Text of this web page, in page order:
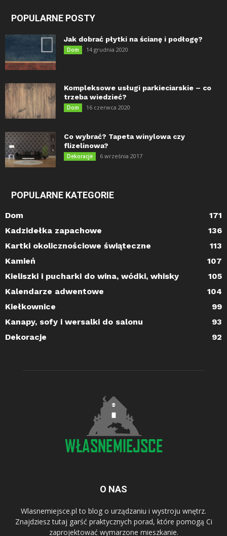
POPULARNE POSTY
Jak dobrać płytki na ścianę i podłogę?
Dom 14 grudnia 2020
Kompleksowe usługi parkieciarskie – co
trzeba wiedzieć?
Dom 16 czerwca 2020
Co wybrać? Tapeta winylowa czy
flizelinowa?
Dekoracje 6 września 2017
POPULARNE KATEGORIE
Dom
171
Kadzidełka zapachowe
136
Kartki okolicznościowe świąteczne
113
Kamień
107
Kieliszki i pucharki do wina, wódki, whisky
105
Kalendarze adwentowe
104
Kiełkownice
99
Kanapy, sofy i wersalki do salonu
93
Dekoracje
92
O NAS
Wlasnemiejsce.pl to blog o urządzaniu i wystroju wnętrz.
Znajdziesz tutaj garść praktycznych porad, które pomogą Ci
zaprojektować wymarzone mieszkanie.